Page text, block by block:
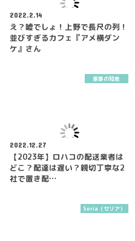
2022.2.14
え？嘘でしょ！上野で長尺の列！
並びすぎるカフェ『アメ横ダン
ケ』さん
家事の知恵
2022.12.27
【2023年】ロハコの配送業者は
どこ？配達は遅い？親切丁寧な2
社で置き配…
Seria（セリア）